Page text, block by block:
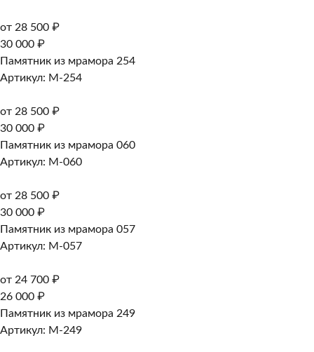
от 28 500 ₽
30 000 ₽
Памятник из мрамора 254
Артикул: M-254
от 28 500 ₽
30 000 ₽
Памятник из мрамора 060
Артикул: M-060
от 28 500 ₽
30 000 ₽
Памятник из мрамора 057
Артикул: M-057
от 24 700 ₽
26 000 ₽
Памятник из мрамора 249
Артикул: M-249